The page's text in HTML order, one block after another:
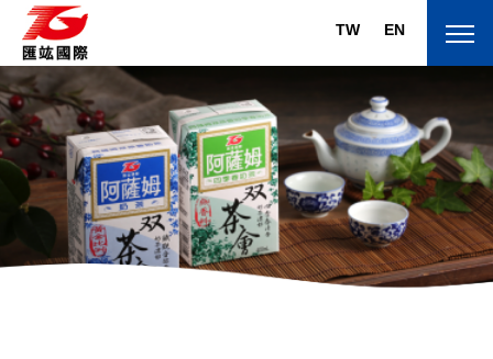
關於匯竑
About
旗下品牌
TW EN